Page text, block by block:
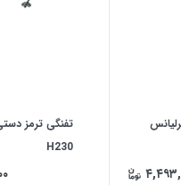
تفنگی ترمز
H230